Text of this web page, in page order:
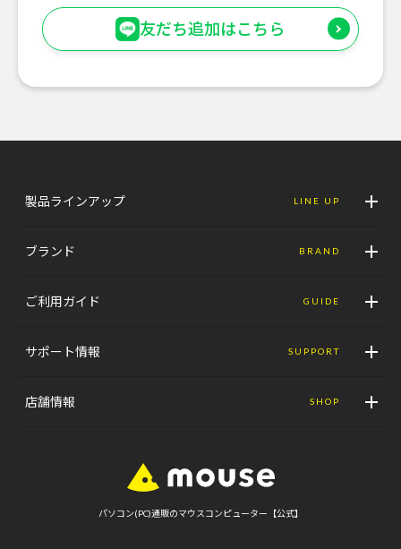
友だち追加はこちら
製品ラインアップ LINE UP
ブランド BRAND
ご利用ガイド GUIDE
サポート情報 SUPPORT
店舗情報 SHOP
パソコン(PC)通販のマウスコンピューター【公式】